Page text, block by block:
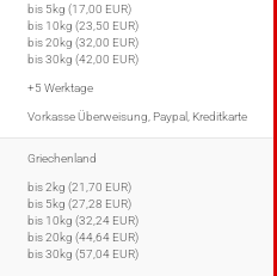
bis 5kg (17,00 EUR)
bis 10kg (23,50 EUR)
bis 20kg (32,00 EUR)
bis 30kg (42,00 EUR)
+5 Werktage
Vorkasse Überweisung, Paypal, Kreditkarte
Griechenland
bis 2kg (21,70 EUR)
bis 5kg (27,28 EUR)
bis 10kg (32,24 EUR)
bis 20kg (44,64 EUR)
bis 30kg (57,04 EUR)